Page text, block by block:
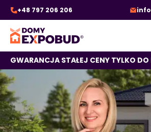
+48 797 206 206
GWARANCJA STAŁEJ CENY TYLKO
Piotr Pobożny